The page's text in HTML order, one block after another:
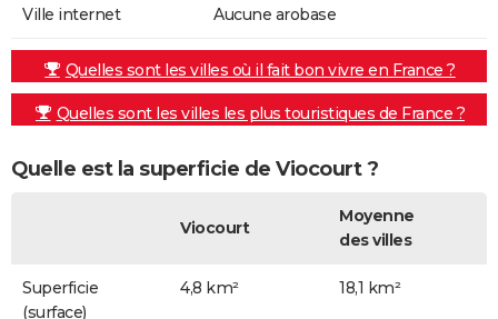
Ville internet Aucune arobase
Quelles sont les villes où il fait bon vivre en France ?
Quelles sont les villes les plus touristiques de France ?
Quelle est la superficie de Viocourt ?
Viocourt
Moyenne
des villes
Superficie
(surface)
4,8 km² 18,1 km²